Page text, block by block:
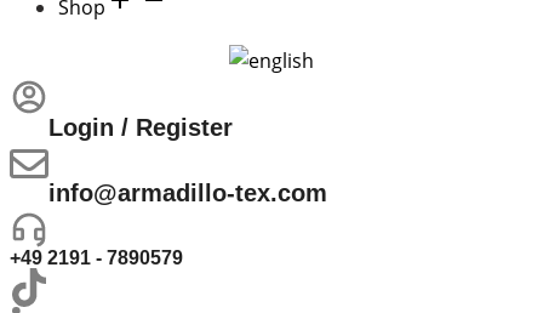
Shop
Login / Register
info@armadillo-tex.com
+49 2191 - 7890579